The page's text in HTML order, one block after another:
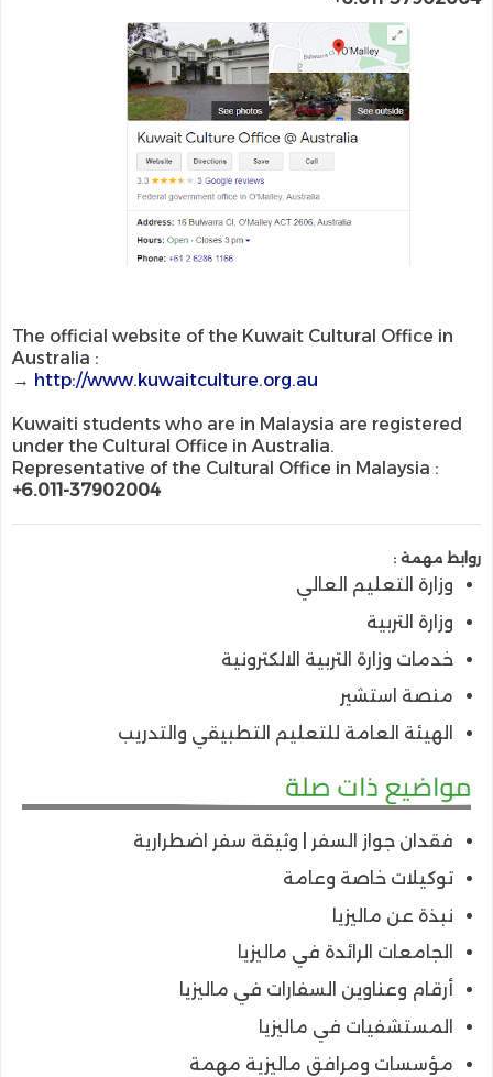
The official website of the Kuwait Cultural Office in
Australia :
→ http://www.kuwaitculture.org.au
Kuwaiti students who are in Malaysia are registered
under the Cultural Office in Australia.
Representative of the Cultural Office in Malaysia :
+6.011-37902004
روابط مهمة :
وزارة التعليم العالي
وزارة التربية
خدمات وزارة التربية الالكترونية
منصة استشير
الهيئة العامة للتعليم التطبيقي والتدريب
فقدان جواز السفر | وثيقة سفر اضطرارية
توكيلات خاصة وعامة
نبذة عن ماليزيا
الجامعات الرائدة في ماليزيا
أرقام وعناوين السفارات في ماليزيا
المستشفيات في ماليزيا
مؤسسات ومرافق ماليزية مهمة